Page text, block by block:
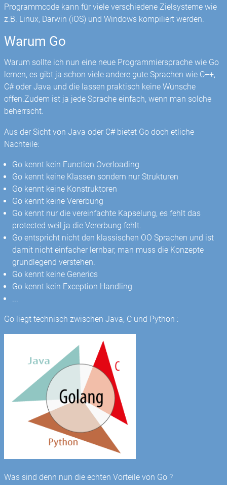
Programmcode kann für viele verschiedene Zielsysteme wie
z.B. Linux, Darwin (iOS) und Windows kompiliert werden.
Warum Go
Warum sollte ich nun eine neue Programmiersprache wie Go
lernen, es gibt ja schon viele andere gute Sprachen wie C++,
C# oder Java und die lassen praktisch keine Wünsche
offen.Zudem ist ja jede Sprache einfach, wenn man solche
beherrscht.
Aus der Sicht von Java oder C# bietet Go doch etliche
Nachteile:
Go kennt kein Function Overloading
Go kennt keine Klassen sondern nur Strukturen
Go kennt keine Konstruktoren
Go kennt keine Vererbung
Go kennt nur die vereinfachte Kapselung, es fehlt das
protected weil ja die Vererbung fehlt.
Go entspricht nicht den klassischen OO Sprachen und ist
damit nicht einfacher lernbar, man muss die Konzepte
grundlegend verstehen.
Go kennt keine Generics
Go kennt kein Exception Handling
...
Go liegt technisch zwischen Java, C und Python :
Was sind denn nun die echten Vorteile von Go ?